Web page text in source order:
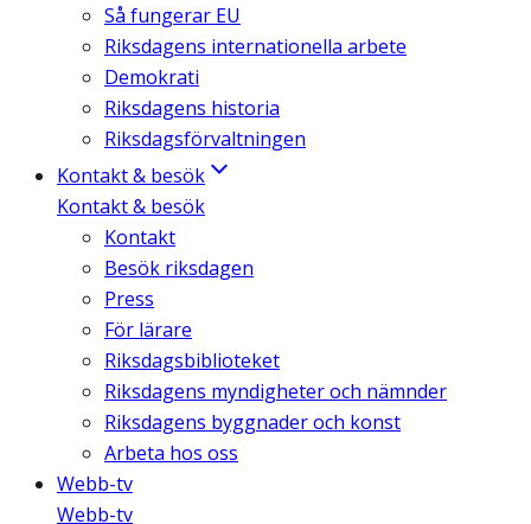
Så fungerar EU
Riksdagens internationella arbete
Demokrati
Riksdagens historia
Riksdagsförvaltningen
Kontakt & besök
Kontakt & besök
Kontakt
Besök riksdagen
Press
För lärare
Riksdagsbiblioteket
Riksdagens myndigheter och nämnder
Riksdagens byggnader och konst
Arbeta hos oss
Webb-tv
Webb-tv